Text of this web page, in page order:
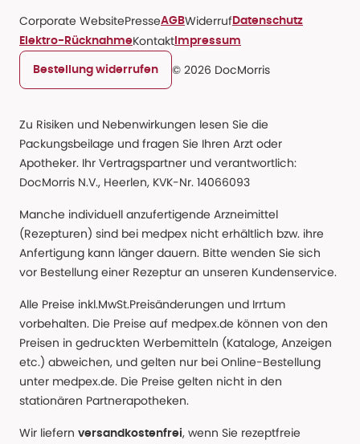
Corporate WebsitePresseAGBWiderruf Datenschutz
Elektro-RücknahmeKontakt Impressum
Bestellung widerrufen © 2026 DocMorris
Zu Risiken und Nebenwirkungen lesen Sie die
Packungsbeilage und fragen Sie Ihren Arzt oder
Apotheker. Ihr Vertragspartner und verantwortlich:
DocMorris N.V., Heerlen, KVK-Nr. 14066093
Manche individuell anzufertigende Arzneimittel
(Rezepturen) sind bei medpex nicht erhältlich bzw. ihre
Anfertigung kann länger dauern. Bitte wenden Sie sich
vor Bestellung einer Rezeptur an unseren Kundenservice.
Alle Preise inkl.MwSt.Preisänderungen und Irrtum
vorbehalten. Die Preise auf medpex.de können von den
Preisen in gedruckten Werbemitteln (Kataloge, Anzeigen
etc.) abweichen, und gelten nur bei Online-Bestellung
unter medpex.de. Die Preise gelten nicht in den
stationären Partnerapotheken.
Wir liefern versandkostenfrei, wenn Sie rezeptfreie